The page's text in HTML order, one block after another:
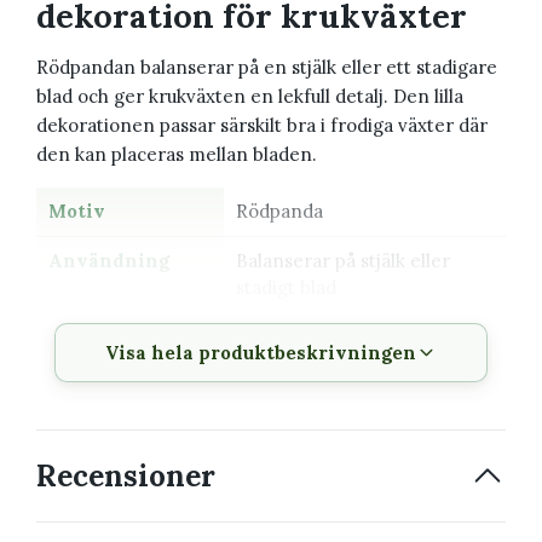
dekoration för krukväxter
Rödpandan balanserar på en stjälk eller ett stadigare
blad och ger krukväxten en lekfull detalj. Den lilla
dekorationen passar särskilt bra i frodiga växter där
den kan placeras mellan bladen.
Motiv Rödpanda
Användning
Balanserar på stjälk eller
Storlek
Material
Korrosionsbeständig
Förpackning
Visa hela produktbeskrivningen
Recensioner